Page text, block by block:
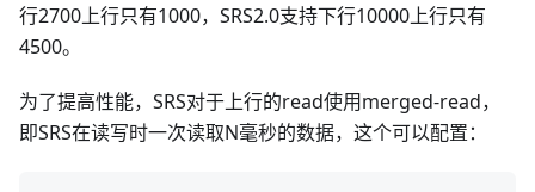
行2700上行只有1000，SRS2.0支持下行10000上行只有
4500。
为了提高性能，SRS对于上行的read使用merged-read，
即SRS在读写时一次读取N毫秒的数据，这个可以配置：